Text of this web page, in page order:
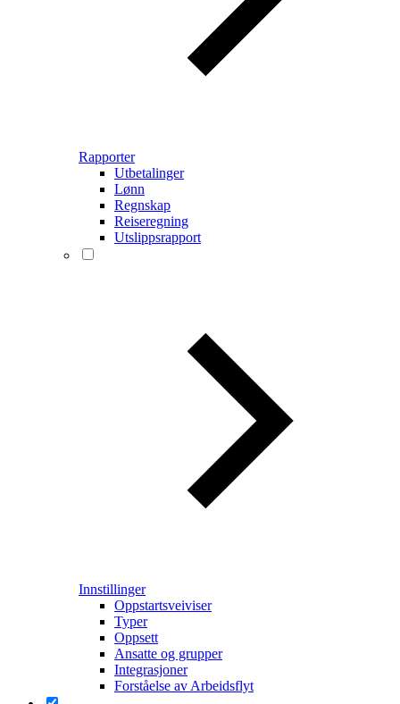
Rapporter
Utbetalinger
Lønn
Regnskap
Reiseregning
Utslippsrapport
Innstillinger
Oppstartsveiviser
Typer
Oppsett
Ansatte og grupper
Integrasjoner
Forståelse av Arbeidsflyt